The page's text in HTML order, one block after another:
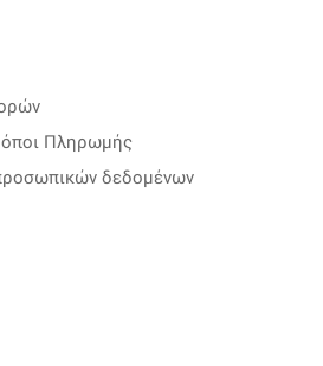
Πληρωμής
δεδομένων